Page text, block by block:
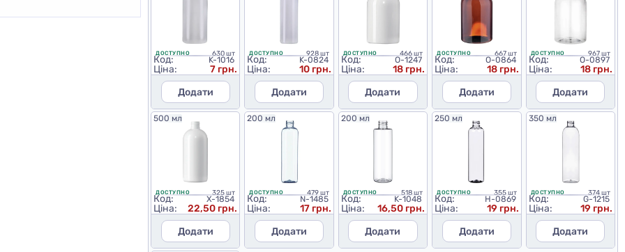
ДОСТУПНО 630 шт
Код: K-1016
Ціна:
7 грн.
Додати
ДОСТУПНО 928 шт
Код: K-0824
Ціна:
10 грн.
Додати
ДОСТУПНО 466 шт
Код: O-1247
Ціна:
18 грн.
Додати
ДОСТУПНО 667 шт
Код: O-0864
Ціна:
18 грн.
Додати
ДОСТУПНО 967 шт
Код: O-0897
Ціна:
18 грн.
Додати
500 мл
ДОСТУПНО 325 шт
Код: X-1854
Ціна:
22,50 грн.
Додати
200 мл
ДОСТУПНО 479 шт
Код: N-1485
Ціна:
17 грн.
Додати
200 мл
ДОСТУПНО 518 шт
Код: K-1048
Ціна:
16,50 грн.
Додати
250 мл
ДОСТУПНО 355 шт
Код: H-0869
Ціна:
19 грн.
Додати
350 мл
ДОСТУПНО 374 шт
Код: G-1215
Ціна:
19 грн.
Додати